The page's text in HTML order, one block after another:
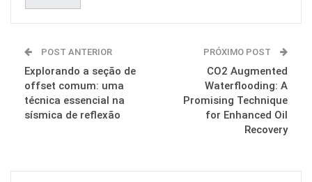
POST ANTERIOR
Explorando a seção de
offset comum: uma
técnica essencial na
sísmica de reflexão
PRÓXIMO POST
CO2 Augmented
Waterflooding: A
Promising Technique
for Enhanced Oil
Recovery